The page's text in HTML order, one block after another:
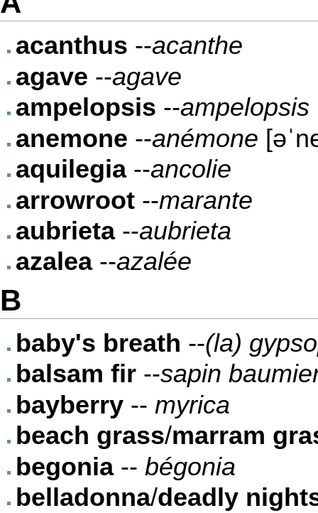
acanthus --acanthe
agave --agave
ampelopsis --ampelopsis
anemone --anémone
aquilegia--ancolie
arrowroot --marante
aubrieta--aubrieta
azalea--azalée
B
baby's breath --(la)
balsam fir --sapin
bayberry -- myrica
beach grass/marram
begonia-- bégonia
belladonna/deadly